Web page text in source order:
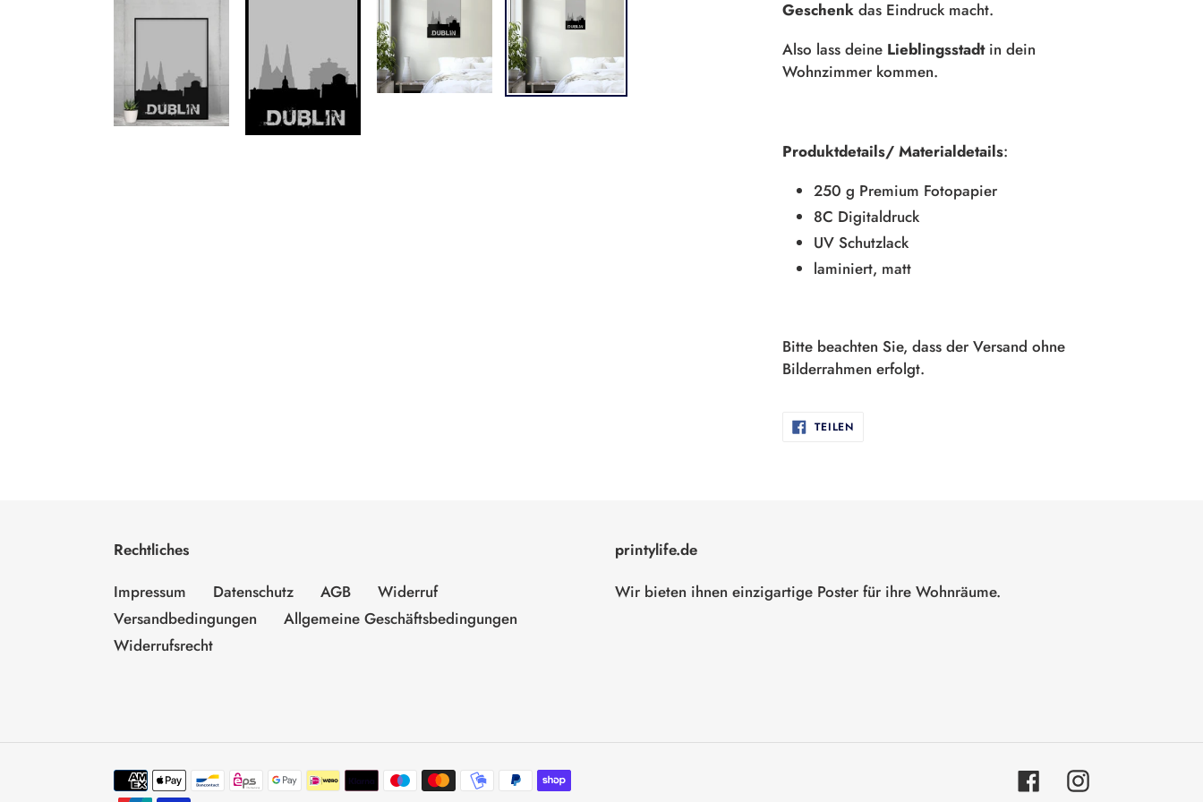
Geschenkdas Eindruck macht.
Also lass deine Lieblingsstadtin dein
Wohnzimmer kommen.
Produktdetails/ Materialdetails:
250 g Premium Fotopapier
8C Digitaldruck
UV Schutzlack
laminiert, matt
Bitte beachten Sie, dass der Versand ohne
Bilderrahmen erfolgt.
TEILEN
Rechtliches
Impressum
Datenschutz AGB
Widerruf
Versandbedingungen
Allgemeine Geschäftsbedingungen
Widerrufsrecht
printylife.de
Wir bieten ihnen einzigartige Poster für ihre Wohnräume.
Zahlungsmethoden FacebookInstagram